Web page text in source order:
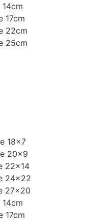
17cm
22cm
25cm
18×7
20×9
22×14
24×22
27×20
17cm